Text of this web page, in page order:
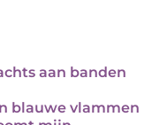
aan banden
blauwe vlammen